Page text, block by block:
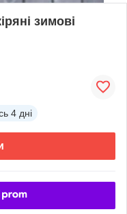
зимові
4 дні